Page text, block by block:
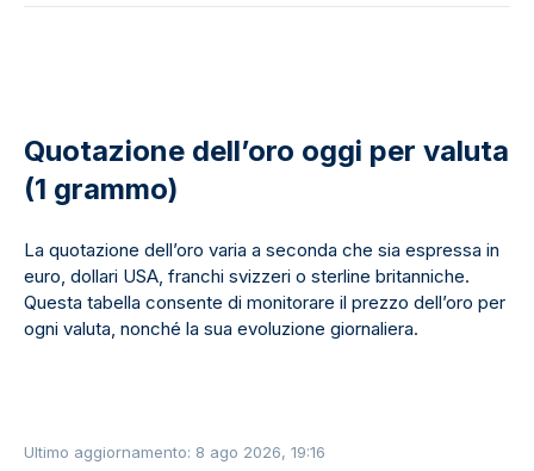
Quotazione dell’oro oggi per valuta
(1 grammo)
La quotazione dell’oro varia a seconda che sia espressa in
euro, dollari USA, franchi svizzeri o sterline britanniche.
Questa tabella consente di monitorare il prezzo dell’oro per
ogni valuta, nonché la sua evoluzione giornaliera.
Ultimo aggiornamento: 8 ago 2026, 19:16